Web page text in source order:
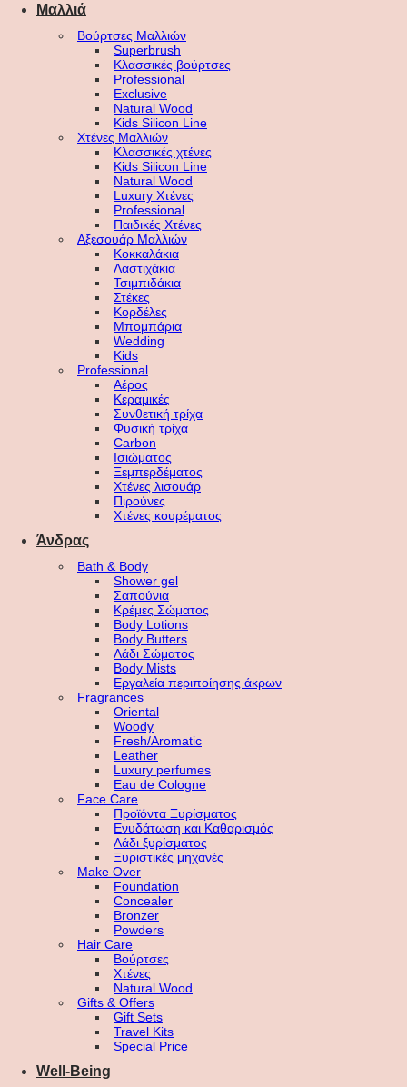
Μαλλιά
Βούρτσες Μαλλιών
Superbrush
Κλασσικές βούρτσες
Professional
Exclusive
Natural Wood
Kids Silicon Line
Χτένες Μαλλιών
Κλασσικές χτένες
Kids Silicon Line
Natural Wood
Luxury Χτένες
Professional
Παιδικές Χτένες
Αξεσουάρ Μαλλιών
Κοκκαλάκια
Λαστιχάκια
Τσιμπιδάκια
Στέκες
Κορδέλες
Μπομπάρια
Wedding
Kids
Professional
Αέρος
Κεραμικές
Συνθετική τρίχα
Φυσική τρίχα
Carbon
Ισιώματος
Ξεμπερδέματος
Χτένες λισουάρ
Πιρούνες
Χτένες κουρέματος
Άνδρας
Bath & Body
Shower gel
Σαπούνια
Κρέμες Σώματος
Body Lotions
Body Butters
Λάδι Σώματος
Body Mists
Εργαλεία περιποίησης άκρων
Fragrances
Oriental
Woody
Fresh/Aromatic
Leather
Luxury perfumes
Eau de Cologne
Face Care
Προϊόντα Ξυρίσματος
Ενυδάτωση και Καθαρισμός
Λάδι ξυρίσματος
Ξυριστικές μηχανές
Make Over
Foundation
Concealer
Bronzer
Powders
Hair Care
Βούρτσες
Χτένες
Natural Wood
Gifts & Offers
Gift Sets
Travel Kits
Special Price
Well-Being